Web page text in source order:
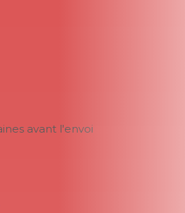
avant l'envoi